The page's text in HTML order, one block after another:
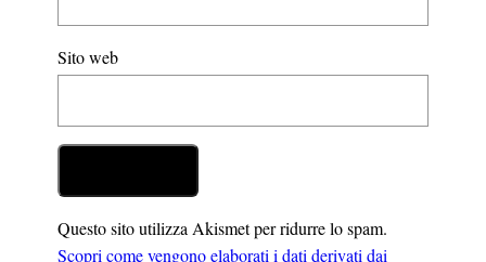
Sito web
Questo sito utilizza Akismet per ridurre lo spam.
Scopri come vengono elaborati i dati derivati dai